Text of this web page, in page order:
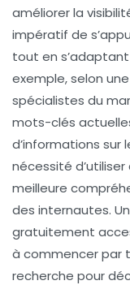
améliorer la
impératif de
tout en
exemple, selon
spécialistes du
mots-clés
d’informations sur
nécessité
meilleure
des internautes.
gratuitement
à commencer par
recherche pour